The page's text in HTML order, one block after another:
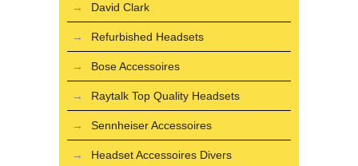
David Clark
Refurbished Headsets
Bose Accessoires
Raytalk Top Quality Headsets
Sennheiser Accessoires
Headset Accessoires Divers